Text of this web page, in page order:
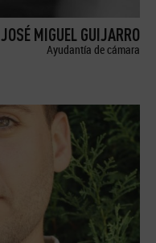
JOSÉ MIGUEL GUIJARRO
Ayudantía de cámara